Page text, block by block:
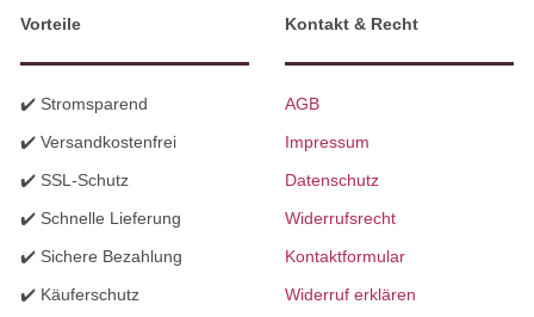
Vorteile
✔️ Stromsparend
✔️ Versandkostenfrei
✔️ SSL-Schutz
✔️ Schnelle Lieferung
✔️ Sichere Bezahlung
✔️ Käuferschutz
Kontakt & Recht
AGB
Impressum
Datenschutz
Widerrufsrecht
Kontaktformular
Widerruf erklären